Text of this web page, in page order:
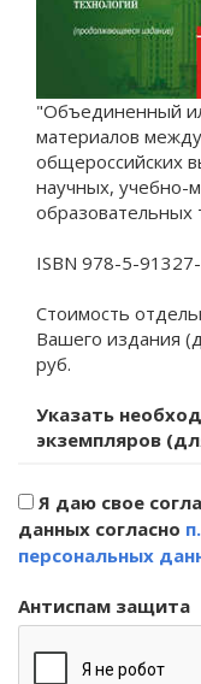
"Объединенный
материалов
общероссийских
научных, учебно-
образовательных
ISBN 978-5-
Стоимость
Вашего издания
руб.
Указать
экземпляров
Я даю свое
данных согласно
персональных
Антиспам защита